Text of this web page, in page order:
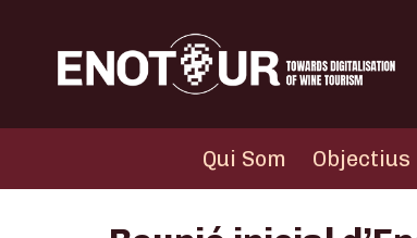
contingut
Qui Som Objectius